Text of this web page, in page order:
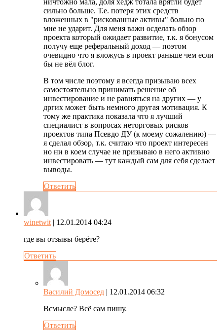
ничтожно мала, доля хедж тотала врятли будет
сильно больше. Т.е. потеря этих средств
вложенных в "рискованные активы" больно по
мне не ударит. Для меня важн осделать обзор
проекта который ожидает развитие, т.к. я бонусом
получу еще реферальный доход — поэтом
очевидно что я вложусь в проект раньше чем если
бы не вёл блог.
В том числе поэтому я всегда призываю всех
самостоятельно принимать решение об
инвестирование и не равняться на других — у
дргих может быть немного другая мотивация. К
тому же практика показала что я лучший
специалист в вопросах неторговых рисков
проектов типа Псевдо ДУ (к моему сожалению) —
я сделал обзор, т.к. считаю что проект интересен
но ни в коем случае не призываю в него активно
инвестировать — тут каждый сам для себя сделает
выводы.
Ответить
winetwit | 12.01.2014 04:24
где вы отзывы берёте?
Ответить
Василий Домосед | 12.01.2014 06:32
Всмысле? Всё сам пишу.
Ответить